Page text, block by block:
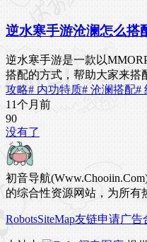
逆水寒手游沧澜怎么搭
逆水寒手游是一款以
搭配的方式，帮助大家来搭
攻略# 内功特质# 沧澜搭配#
11个月前
90
没有了
初音导航
的综合性资源网站，为所有
RobotsSiteMap友链申请广告